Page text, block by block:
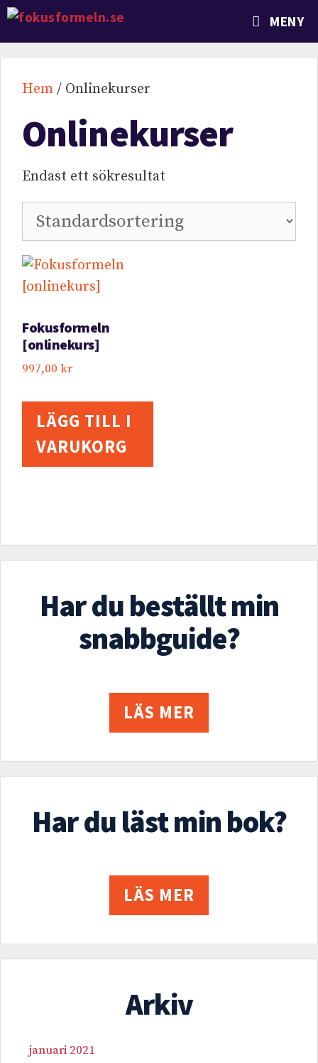
MENY
Hem / Onlinekurser
Onlinekurser
Endast ett sökresultat
Fokusformeln
[onlinekurs]
997,00 kr
LÄGG TILL I
VARUKORG
Har du beställt min
snabbguide?
LÄS MER
Har du läst min bok?
LÄS MER
Arkiv
januari 2021